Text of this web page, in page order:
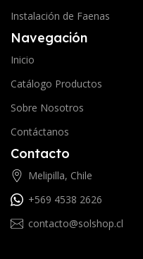
Instalación de Faenas
Navegación
Inicio
Catálogo Productos
Sobre Nosotros
Contáctanos
Contacto
Melipilla, Chile
+569 4538 2626
contacto@solshop.cl